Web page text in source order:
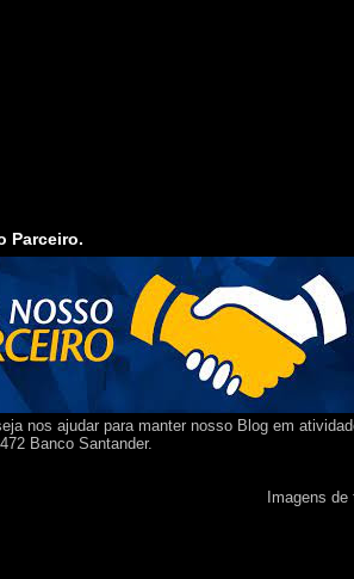
Parceiro.
nos ajudar para manter nosso Blog em
Banco Santander.
Imagens